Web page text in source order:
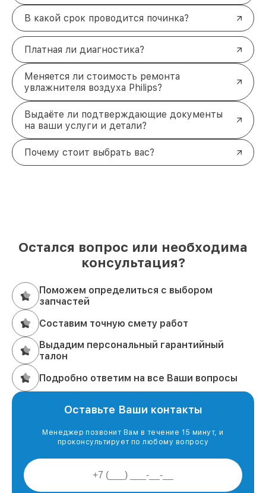
В какой срок проводится починка?
Платная ли диагностика?
Меняется ли стоимость ремонта
увлажнителя воздуха Philips?
Выдаёте ли подтверждающие документы
на ваши услуги и детали?
Почему стоит выбрать вас?
Остался вопрос или необходима
консультация?
Поможем определиться с выбором
запчастей
Составим точную смету работ
Выдадим персональный гарантийный
талон
Подробно ответим на все Ваши вопросы
Оставьте Ваши контакты
Менеджер позвонит Вам в течение 15 минут, и
проконсультирует по любому вопросу